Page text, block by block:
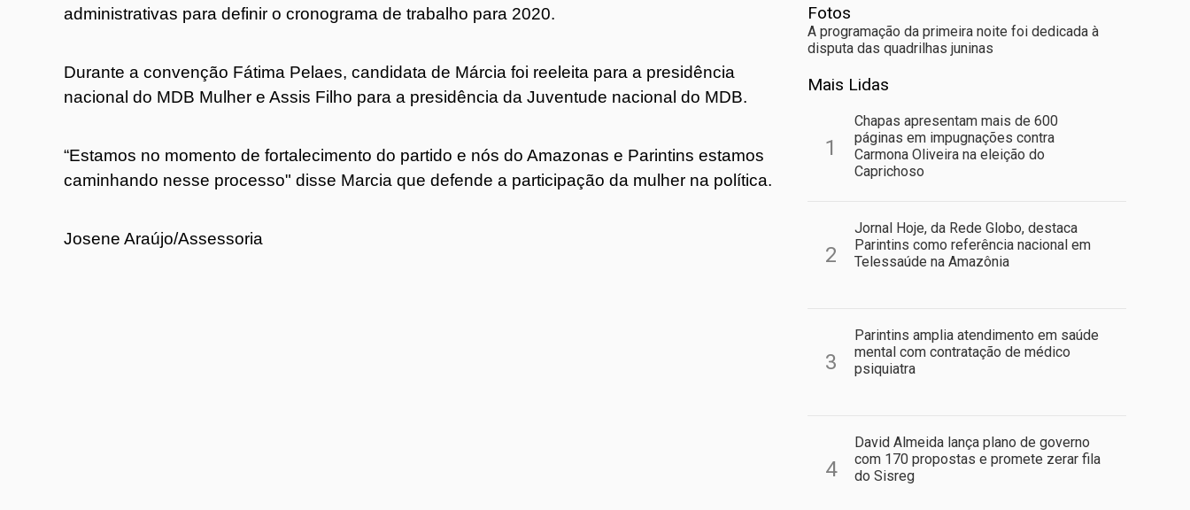
administrativas para definir o cronograma de trabalho para 2020.
Durante a convenção Fátima Pelaes, candidata de Márcia foi reeleita para a presidência
nacional do MDB Mulher e Assis Filho para a presidência da Juventude nacional do MDB.
“Estamos no momento de fortalecimento do partido e nós do Amazonas e Parintins estamos
caminhando nesse processo" disse Marcia que defende a participação da mulher na política.
Josene Araújo/Assessoria
Fotos
A programação da primeira noite foi dedicada à
disputa das quadrilhas juninas
Mais Lidas
1
Chapas apresentam mais de 600
páginas em impugnações contra
Carmona Oliveira na eleição do
Caprichoso
2
Jornal Hoje, da Rede Globo, destaca
Parintins como referência nacional em
Telessaúde na Amazônia
3
Parintins amplia atendimento em saúde
mental com contratação de médico
psiquiatra
4
David Almeida lança plano de governo
com 170 propostas e promete zerar fila
do Sisreg